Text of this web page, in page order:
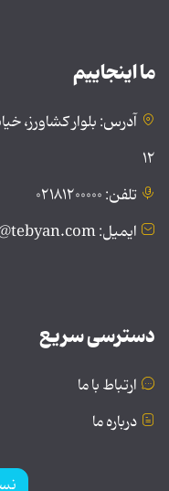
ما اینجاییم
آدرس: بلوار کشاورز،
۱۲
تلفن: ۰۲۱۸۱۲۰۰۰۰۰
ایمیل: public@tebyan.com
دسترسی سریع
ارتباط با ما
درباره ما